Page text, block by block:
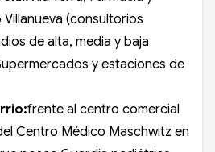
(consultorios
de alta, media y baja
y estaciones de
frente al centro comercial
Centro Médico Maschwitz en